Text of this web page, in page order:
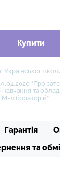
Купити
Української
"Про
навчання та
лібораторій"
Гарантія
та